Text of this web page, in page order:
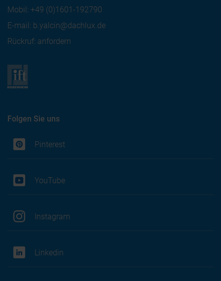
Mobil: +49 (0)1601-192790
E-mail: b.yalcin@dachlux.de
Rückruf: anfordern
Folgen Sie uns
Pinterest
YouTube
Instagram
Linkedin